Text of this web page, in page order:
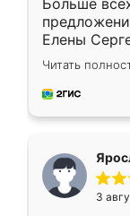
Больше
Елены
короткие
для замера
предложил
Читать
3